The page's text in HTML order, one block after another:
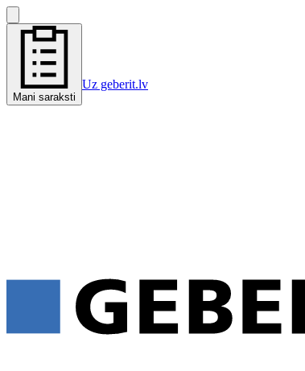
Mani saraksti
Uz geberit.lv